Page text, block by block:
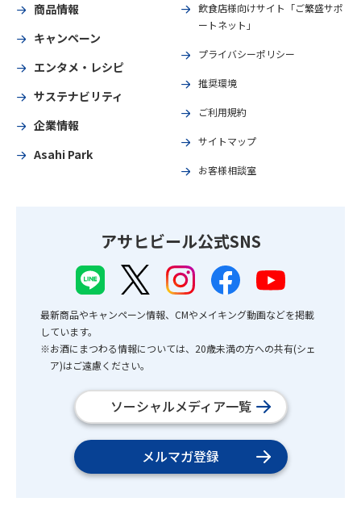
商品情報
キャンペーン
エンタメ・レシピ
サステナビリティ
企業情報
Asahi Park
飲食店様向けサイト「ご繁盛サポ
ートネット」
プライバシーポリシー
推奨環境
ご利用規約
サイトマップ
お客様相談室
アサヒビール公式SNS
最新商品やキャンペーン情報、CMやメイキング動画などを掲載
しています。
※お酒にまつわる情報については、20歳未満の方への共有(シェ
ア)はご遠慮ください。
ソーシャルメディア一覧
メルマガ登録